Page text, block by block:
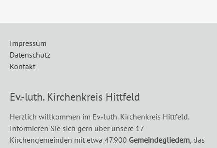
Impressum
Datenschutz
Kontakt
Ev.-luth. Kirchenkreis Hittfeld
Herzlich willkommen im Ev.-luth. Kirchenkreis Hittfeld.
Informieren Sie sich gern über unsere 17
Kirchengemeinden mit etwa 47.900 Gemeindegliedern, das